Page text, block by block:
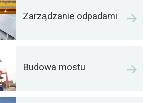
Zarządzanie odpadami
Budowa mostu